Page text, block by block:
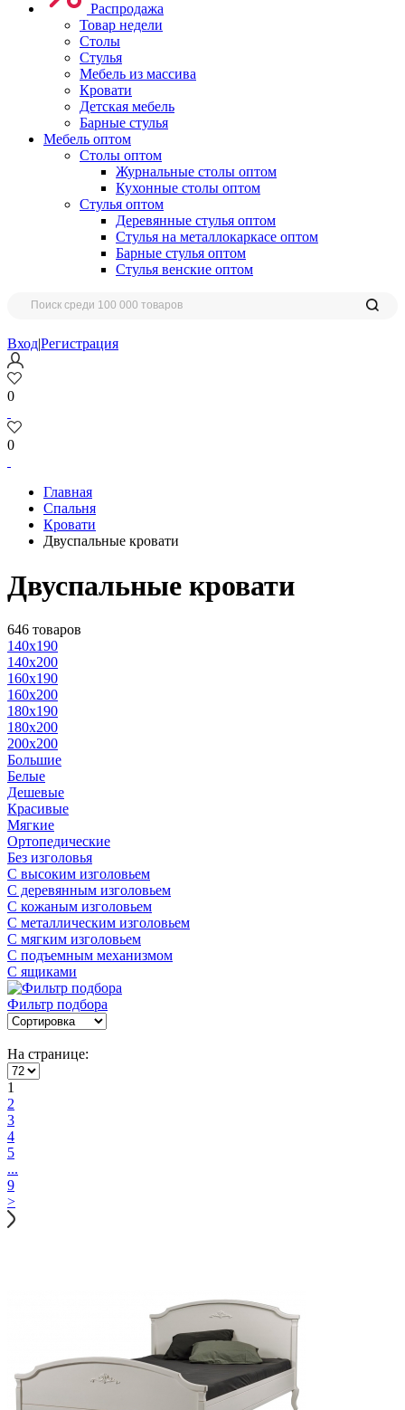
Распродажа
Товар недели
Столы
Стулья
Мебель из массива
Кровати
Детская мебель
Барные стулья
Мебель оптом
Столы оптом
Журнальные столы оптом
Кухонные столы оптом
Стулья оптом
Деревянные стулья оптом
Стулья на металлокаркасе оптом
Барные стулья оптом
Стулья венские оптом
Вход|Регистрация
0
0
Главная
Спальня
Кровати
Двуспальные кровати
Двуспальные кровати
646 товаров
140x190
140x200
160x190
160x200
180x190
180x200
200x200
Большие
Белые
Дешевые
Красивые
Мягкие
Ортопедические
Без изголовья
С высоким изголовьем
С деревянным изголовьем
С кожаным изголовьем
С металлическим изголовьем
С мягким изголовьем
С подъемным механизмом
С ящиками
Фильтр подбора
На странице:
1
2
3
4
5
...
9
>